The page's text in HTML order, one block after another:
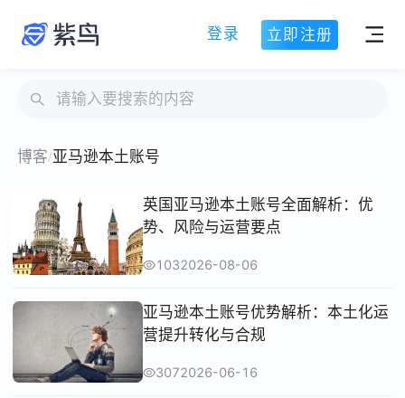
登录 立即注册
博客/亚马逊本土账号
英国亚马逊本土账号全面解析：优
势、风险与运营要点
1032026-08-06
亚马逊本土账号优势解析：本土化运
营提升转化与合规
3072026-06-16